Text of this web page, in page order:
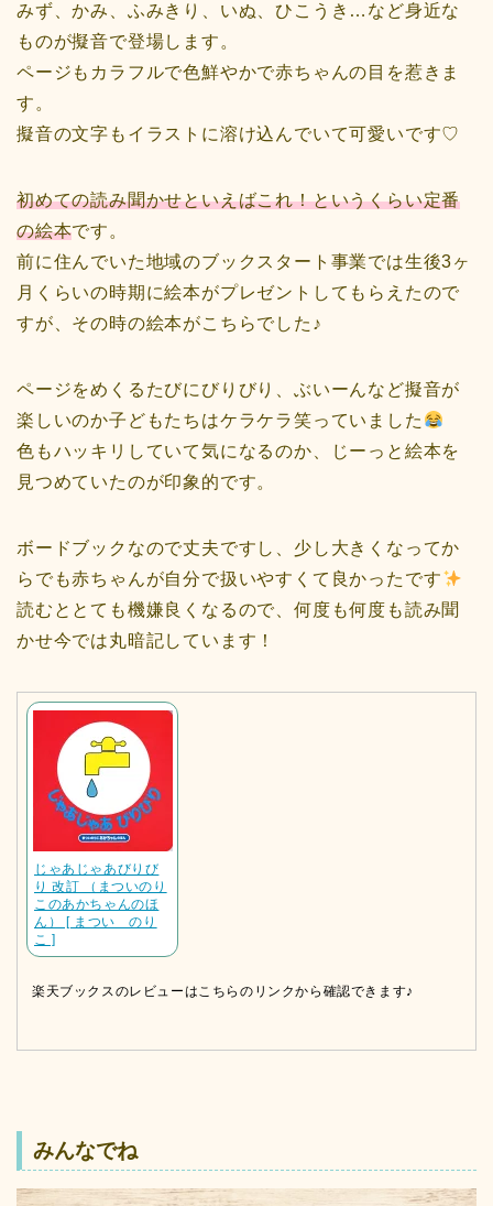
みず、かみ、ふみきり、いぬ、ひこうき…など身近な
ものが擬音で登場します。
ページもカラフルで色鮮やかで赤ちゃんの目を惹きま
す。
擬音の文字もイラストに溶け込んでいて可愛いです♡
初めての読み聞かせといえばこれ！というくらい定番
の絵本です。
前に住んでいた地域のブックスタート事業では生後3ヶ
月くらいの時期に絵本がプレゼントしてもらえたので
すが、その時の絵本がこちらでした♪
ページをめくるたびにびりびり、ぶいーんなど擬音が
楽しいのか子どもたちはケラケラ笑っていました
色もハッキリしていて気になるのか、じーっと絵本を
見つめていたのが印象的です。
ボードブックなので丈夫ですし、少し大きくなってか
らでも赤ちゃんが自分で扱いやすくて良かったです
読むととても機嫌良くなるので、何度も何度も読み聞
かせ今では丸暗記しています！
じゃあじゃあびりび
り 改訂 （まついのり
このあかちゃんのほ
ん） [ まつい のり
こ ]
楽天ブックスのレビューはこちらのリンクから確認できます♪
みんなでね